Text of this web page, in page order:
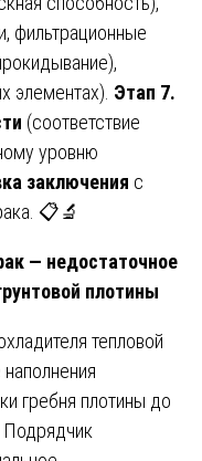
фильтрационные
элементах). Этап 7.
(соответствие
уровню
заключения с
📋🔬
— недостаточное
плотины
тепловой
гребня плотины до
Подрядчик